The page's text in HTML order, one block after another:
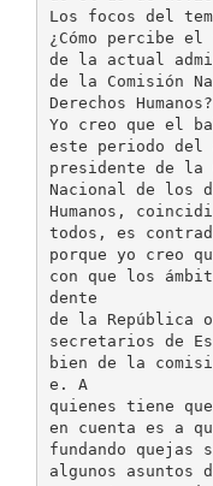
Los focos del
¿Cómo percibe
de la actual
de la Comisión
Derechos Humanos?
Yo creo que el
este periodo del
presidente de la
Nacional de los
Humanos,
todos, es
porque yo creo
con que los
dente
de la República
secretarios de
bien de la
e. A
quienes tiene
en cuenta es a
fundando quejas
algunos asuntos